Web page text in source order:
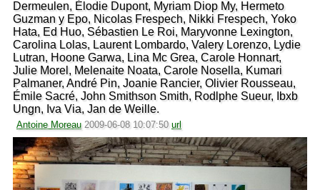
Dermeulen, Élodie Dupont, Myriam Diop My, Hermeto
Guzman y Epo, Nicolas Frespech, Nikki Frespech, Yoko
Hata, Ed Huo, Sébastien Le Roi, Maryvonne Lexington,
Carolina Lolas, Laurent Lombardo, Valery Lorenzo, Lydie
Lutran, Hoone Garwa, Lina Mc Grea, Carole Honnart,
Julie Morel, Melenaite Noata, Carole Nosella, Kumari
Palmaner, André Pin, Joanie Rancier, Olivier Rousseau,
Émile Sacré, John Smithson Smith, Rodlphe Sueur, Ibxb
Ungn, Iva Via, Jan de Weille.
Antoine Moreau 2009-06-08 10:07:50 url